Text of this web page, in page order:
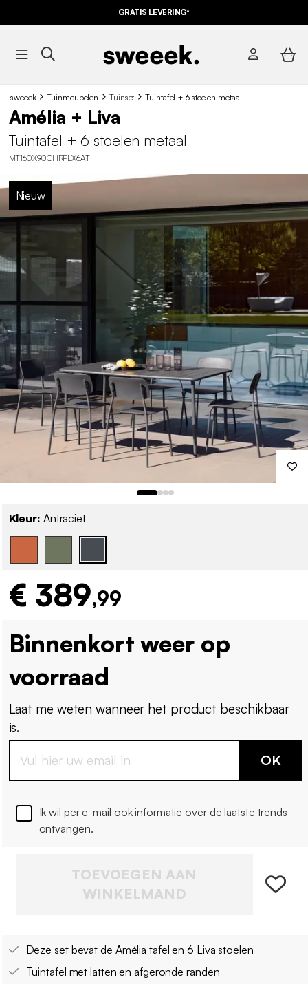
GRATIS LEVERING*
sweeek Tuinmeubelen Tuinset Tuintafel + 6 stoelen metaal
Amélia + Liva
Tuintafel + 6 stoelen metaal
MT160X90CHRPLX6AT
Nieuw
Kleur: Antraciet
€ 389,99
Binnenkort weer op
voorraad
Laat me weten wanneer het product beschikbaar
is.
OK
Ik wil per e-mail ook informatie over de laatste trends
ontvangen.
TOEVOEGEN AAN
WINKELMAND
Deze set bevat de Amélia tafel en 6 Liva stoelen
Tuintafel met latten en afgeronde randen